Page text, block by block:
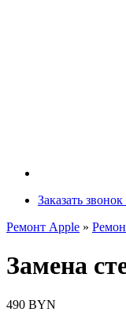
Заказать
Ремонт Apple »
Замена
490 BYN